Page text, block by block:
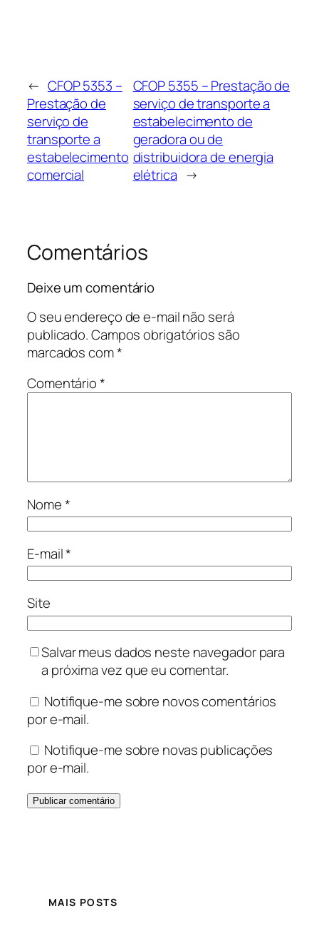
← CFOP 5353 –
Prestação de
serviço de
transporte a
estabelecimento
comercial
CFOP 5355 – Prestação de
serviço de transporte a
estabelecimento de
geradora ou de
distribuidora de energia
elétrica →
Comentários
Deixe um comentário
O seu endereço de e-mail não será
publicado.Campos obrigatórios são
marcados com*
Comentário*
Nome*
E-mail*
Site
Salvar meus dados neste navegador para
a próxima vez que eu comentar.
Notifique-me sobre novos comentários
por e-mail.
Notifique-me sobre novas publicações
por e-mail.
MAIS POSTS